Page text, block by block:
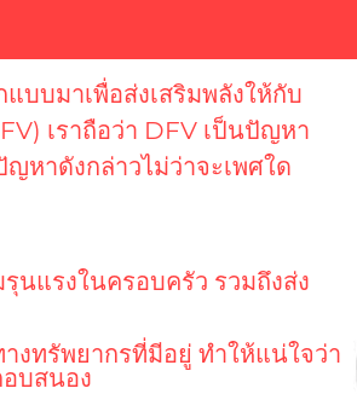
บบมาเพื่อส่งเสริมพลังให้กับ
เราถือว่า DFV เป็นปัญหา
หาดังกล่าวไม่ว่าจะเพศใด
นแรงในครอบครัว รวมถึงส่ง
ทรัพยากรที่มีอยู่ ทำให้แน่ใจว่า
บสนอง